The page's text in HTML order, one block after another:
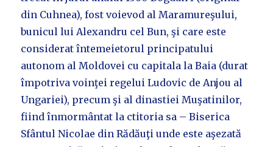
din Cuhnea), fost voievod al Maramureşului,
bunicul lui Alexandru cel Bun, şi care este
considerat întemeietorul principatului
autonom al Moldovei cu capitala la Baia (durat
împotriva voinţei regelui Ludovic de Anjou al
Ungariei), precum şi al dinastiei Muşatinilor,
fiind înmormântat la ctitoria sa – Biserica
Sfântul Nicolae din Rădăuţi unde este aşezată